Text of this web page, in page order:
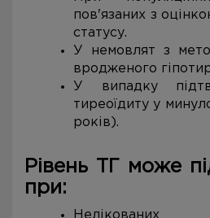
пов'язаних з
статусу.
У немовлят з
вродженого
У випадку
тиреоїдиту у
років).
Рівень ТГ може
при:
Нелікованих